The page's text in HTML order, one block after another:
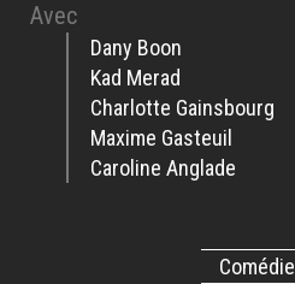
Avec
Dany Boon
Kad Merad
Charlotte Gainsbourg
Maxime Gasteuil
Caroline Anglade
Comédie